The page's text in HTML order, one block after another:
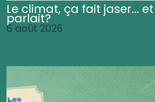
Le climat, ça fait jaser...
parlait?
6 août 2026